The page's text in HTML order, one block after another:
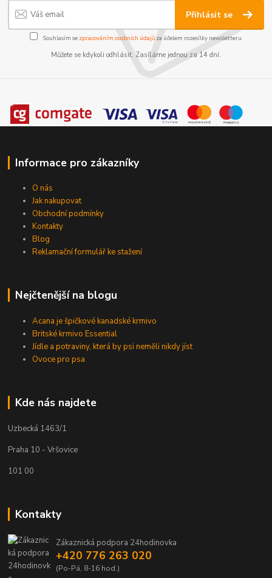
Přihlásit se
Souhlasím se zpracováním osobních údajůza účelem rozesílky newsletteru.
Můžete se kdykoli odhlásit. Zasíláme jednou za 14 dní.
Informace pro zákazníky
O nás
Jak nakupovat
Obchodní podmínky
Kontakty
Blog
Reklamační formulář ke stažení
Nejčtenější na blogu
Acana je špičkové kanadské krmivo
Britské krmivo Essential
Jídle a potraviny, která by psi neměli nikdy jíst
Ovoce pro psa
Kde nás najdete
Uzbecká 1463/1
Praha 10 - Vršovice
101 00
Kontakty
Zákaznická podpora 24hodinovka
+420 776 263 020
(Po-Pá, 8-16 hod.)